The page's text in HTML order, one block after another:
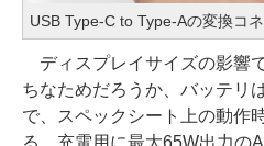
USB Type-C to Type-Aの変換コ
ディスプレイサイズの影響
ちなためだろうか、バッテリ
で、スペックシート上の動作